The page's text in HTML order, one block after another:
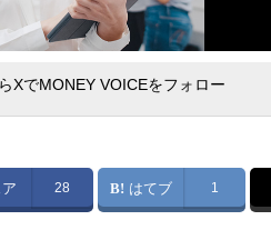
XでMONEY VOICEをフォロー
28 はてブ 1